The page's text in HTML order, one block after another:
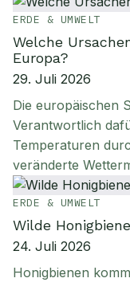
ERDE & UMWELT
Welche
Europa?
29. Juli 2026
Die europäischen
Verantwortlich
Temperaturen
veränderte
ERDE & UMWELT
Wilde
24. Juli 2026
Honigbienen